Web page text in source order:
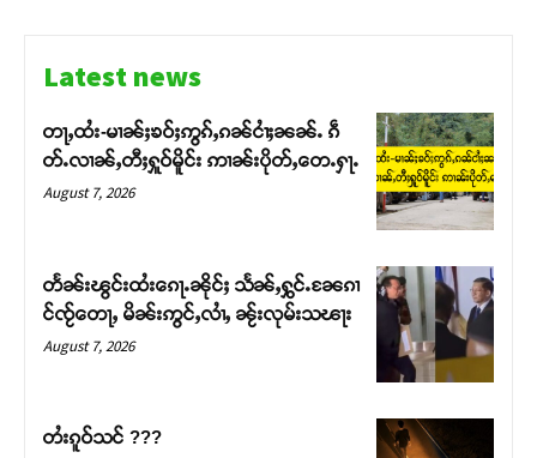
Support SHAN
တႃႇႁႂ်ႈသဵင်ၵၢင်ၸႂ်ၵူၼ်းမိူင်း ၵူႈတီႈၵူႈလႅၼ်ပေႃးတေၸွ
တ်ႇ တူဝ်ႈလုမ်ႈၾႃႉၼၼ်ႉ ၶဝ်ႈႁူမ်ႈၵမ်ႉထႅမ် ၸုမ်းၶၢ
ဝ်ႇၽူႈတွႆႇႁွၵ်ႈ လႆႈယူႇၶႃႈဢေႃႈ။
Latest news
တႃႇထႆး-မၢၼ်ႈၶဝ်ႈဢွၵ်ႇၵၼ်ငၢႆႈၼၼ်ႉ ၵဵ
တ်ႉလၢၼ်ႇတီႈႁူဝ်မိူင်း ဢၢၼ်းပိုတ်ႇတေႉႁႃႉ
August 7, 2026
တႅၼ်းၽွင်းထႆးၵေႃႉၼိုင်ႈ သႅၼ်ႇႁွင်ႉၼႄၵၢ
င်ၸႂ်တေႃႇ မိၼ်းဢွင်ႇလၢႆႇ ၼႂ်းလုမ်းသၽႃး
August 7, 2026
တႆးၵူဝ်သင် ???